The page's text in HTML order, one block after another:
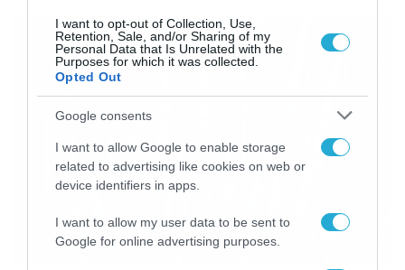
I want to opt-out of Collection, Use,
Retention, Sale, and/or Sharing of my
Personal Data that Is Unrelated with the
Purposes for which it was collected.
Opted Out
Google consents
I want to allow Google to enable storage
related to advertising like cookies on web or
device identifiers in apps.
I want to allow my user data to be sent to
Google for online advertising purposes.
τελευταίας δεκαετίας. Ωστόσο, το τέλος που δόθηκε
στην ιστορία, από τους παραγωγούς […]